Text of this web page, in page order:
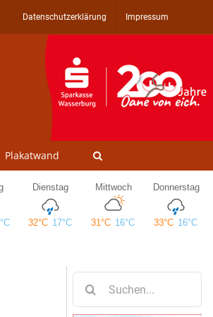
Datenschutzerklärung Impressum
Plakatwand
nach: